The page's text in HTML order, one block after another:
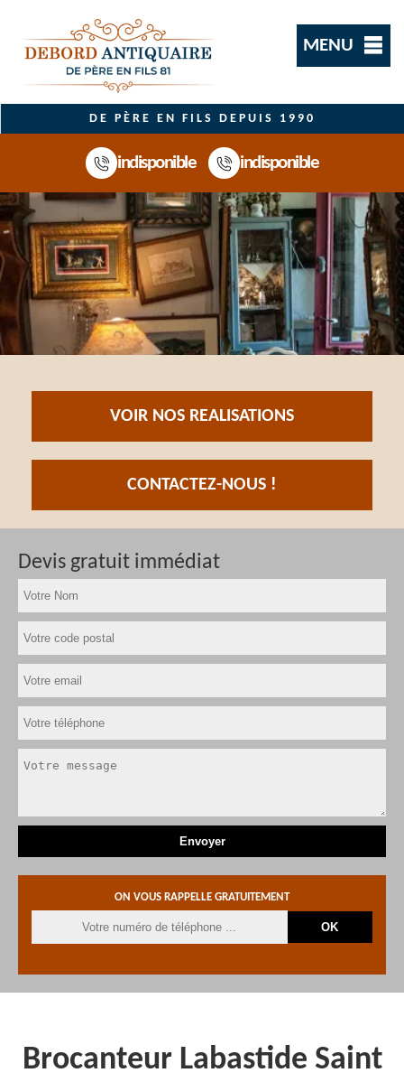
MENU
DE PÈRE EN FILS DEPUIS 1990
indisponible indisponible
VOIR NOS REALISATIONS
CONTACTEZ-NOUS !
Devis gratuit immédiat
ON VOUS RAPPELLE GRATUITEMENT
Brocanteur Labastide Saint